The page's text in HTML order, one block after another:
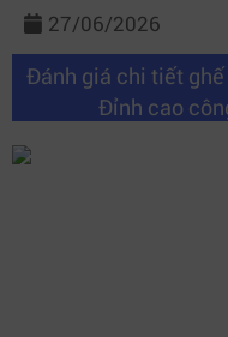
27/06/2026
Đánh giá chi tiết
Đỉnh cao